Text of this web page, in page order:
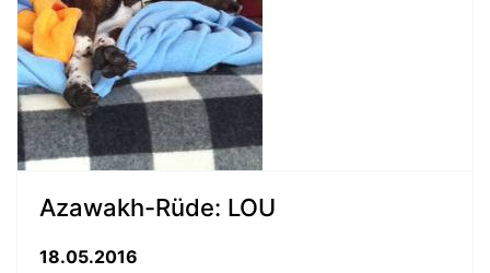
Azawakh-Rüde: LOU
18.05.2016